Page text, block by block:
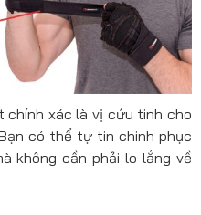
chính xác là vị cứu tinh cho
có thể tự tin chinh phục
không cần phải lo lắng về